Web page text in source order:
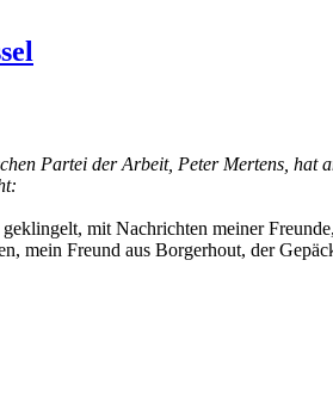
Partei der Arbeit, Peter Mertens, hat
mit Nachrichten meiner
mein Freund aus Borgerhout, der